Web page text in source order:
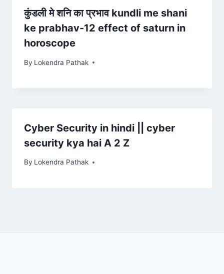
कुंडली मे शनि का प्रभाव kundli me shani
ke prabhav-12 effect of saturn in
horoscope
By Lokendra Pathak
Cyber Security in hindi || cyber
security kya hai A 2 Z
By Lokendra Pathak